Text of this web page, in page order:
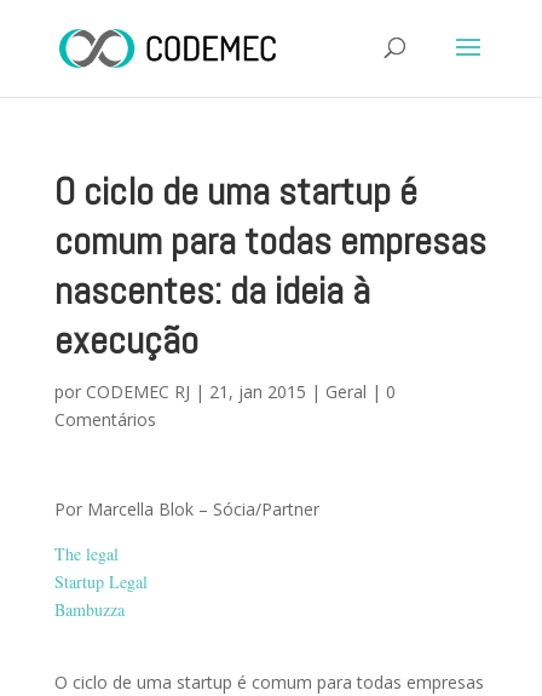
O ciclo de uma startup é
comum para todas empresas
nascentes: da ideia à
execução
por CODEMEC RJ | 21, jan 2015 | Geral | 0
Comentários
Por Marcella Blok – Sócia/Partner
The legal
Startup Legal
Bambuzza
O ciclo de uma startup é comum para todas empresas